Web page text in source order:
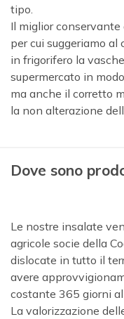
tipo.
Il miglior
per cui suggeriamo al
in frigorifero la
supermercato in
ma anche il corretto
la non alterazione
Dove sono
Le nostre insalate
agricole socie della
dislocate in tutto il
avere
costante 365 giorni
La valorizzazione